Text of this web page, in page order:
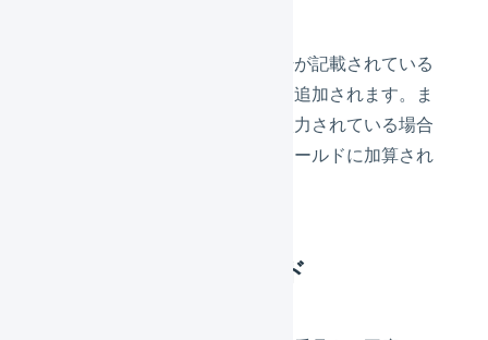
ファイル内に同じ出荷管理番号が記載されている
場合、すべて送り状番号として追加されます。ま
」カラムに数値が入力されている場合
」フィールドに加算され
複数回のアップロード